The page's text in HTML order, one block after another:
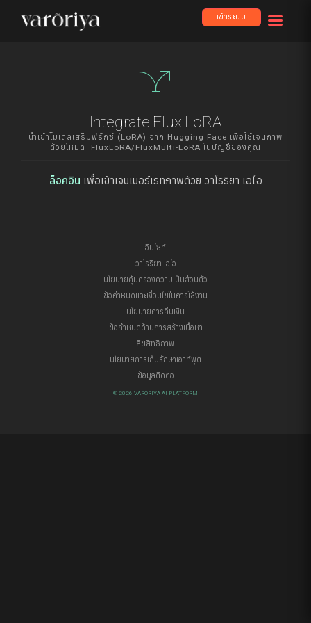
เข้าระบบ
airline_stops
Integrate Flux LoRA
นำเข้าโมเดลเสริมฟรักซ์ (LoRA) จาก Hugging Face เพื่อใช้เจนภาพ
ด้วยโหมด FluxLoRA/FluxMulti-LoRA ในบัญชีของคุณ
ล็อคอิน เพื่อเข้าเจนเนอร์เรทภาพด้วย วาโรริยา เอไอ
อินไซท์
วาโรริยา เอไอ
นโยบายคุ้มครองความเป็นส่วนตัว
ข้อกำหนดและเงื่อนไขในการใช้งาน
นโยบายการคืนเงิน
ข้อกำหนดด้านการสร้างเนื้อหา
ลิขสิทธิ์ภาพ
นโยบายการเก็บรักษาเอาท์พุต
ข้อมูลติดต่อ
© 2026 VARORIYA AI PLATFORM